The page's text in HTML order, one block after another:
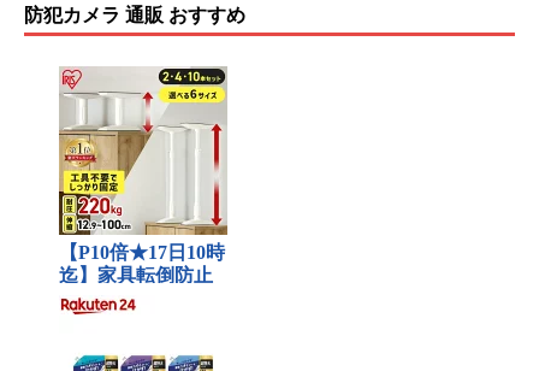
防犯カメラ 通販 おすすめ